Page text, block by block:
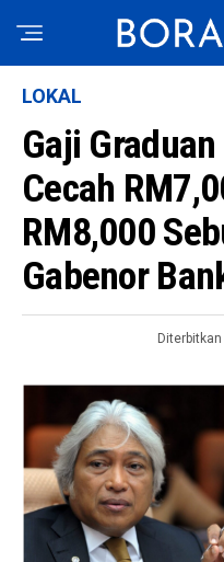
LOKAL
Gaji
Cecah
RM8,000
Gabenor
Diterbitkan